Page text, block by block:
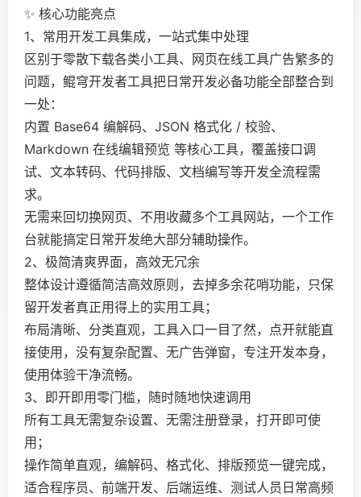
✨ 核心功能亮点
1、常用开发工具集成，一站式集中处理
区别于零散下载各类小工具、网页在线工具广告繁多的
问题，鲲穹开发者工具把日常开发必备功能全部整合到
一处：
内置 Base64 编解码、JSON 格式化 / 校验、
Markdown 在线编辑预览 等核心工具，覆盖接口调
试、文本转码、代码排版、文档编写等开发全流程需
求。
无需来回切换网页、不用收藏多个工具网站，一个工作
台就能搞定日常开发绝大部分辅助操作。
2、极简清爽界面，高效无冗余
整体设计遵循简洁高效原则，去掉多余花哨功能，只保
留开发者真正用得上的实用工具；
布局清晰、分类直观，工具入口一目了然，点开就能直
接使用，没有复杂配置、无广告弹窗，专注开发本身，
使用体验干净流畅。
3、即开即用零门槛，随时随地快速调用
所有工具无需复杂设置、无需注册登录，打开即可使
用；
操作简单直观，编解码、格式化、排版预览一键完成，
适合程序员、前端开发、后端运维、测试人员日常高频